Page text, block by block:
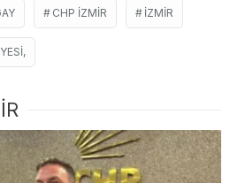
CHP IZMIR İZMIR